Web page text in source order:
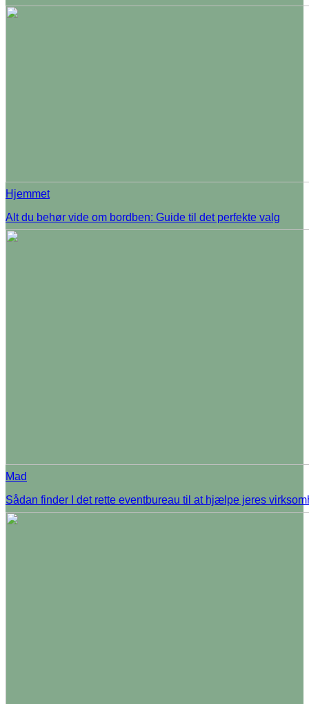
Hjemmet
Alt du behør vide om bordben: Guide til det perfekte valg
Mad
Sådan finder I det rette eventbureau til at hjælpe jeres